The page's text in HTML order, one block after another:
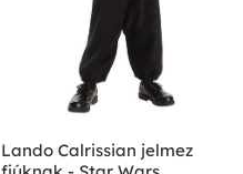
Lando Calrissian jelmez